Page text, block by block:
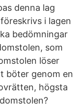
denna lag
i lagen
bedömningar
som
löser
böter genom en
högsta